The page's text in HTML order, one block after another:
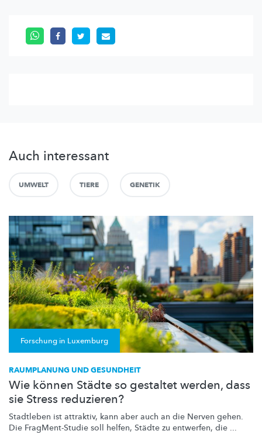
Auch interessant
UMWELT TIERE GENETIK
Forschung in Luxemburg
RAUMPLANUNG UND GESUNDHEIT
Wie können Städte so gestaltet werden, dass
sie Stress reduzieren?
Stadtleben ist attraktiv, kann aber auch an die Nerven gehen.
Die FragMent-Studie soll helfen, Städte zu entwerfen, die ...